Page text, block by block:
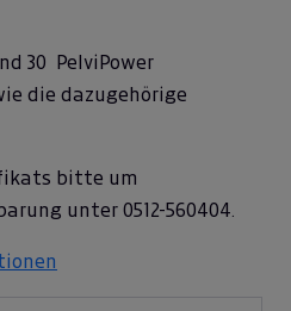
30 PelviPower
die dazugehörige
bitte um
unter 0512-560404.